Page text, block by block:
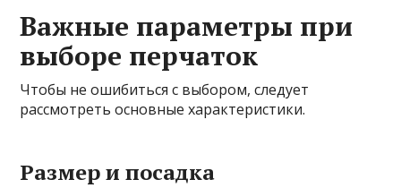
Важные параметры при
выборе перчаток
Чтобы не ошибиться с выбором, следует
рассмотреть основные характеристики.
Размер и посадка